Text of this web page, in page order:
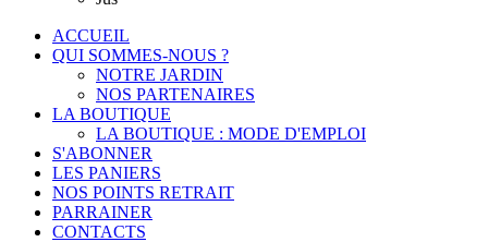
ACCUEIL
QUI SOMMES-NOUS ?
NOTRE JARDIN
NOS PARTENAIRES
LA BOUTIQUE
LA BOUTIQUE : MODE D'EMPLOI
S'ABONNER
LES PANIERS
NOS POINTS RETRAIT
PARRAINER
CONTACTS